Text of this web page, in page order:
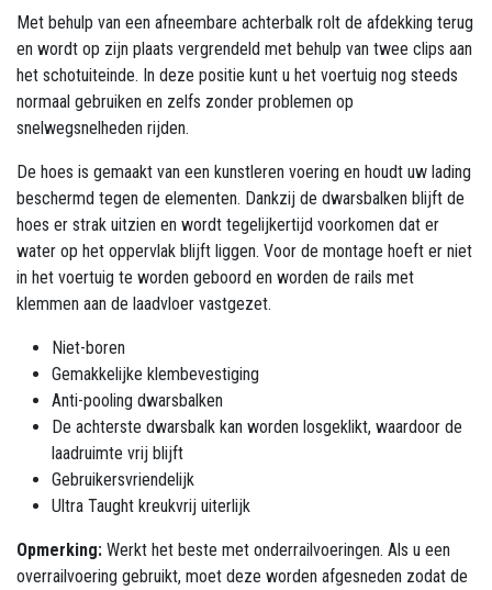
Met behulp van een afneembare achterbalk rolt de afdekking terug
en wordt op zijn plaats vergrendeld met behulp van twee clips aan
het schotuiteinde. In deze positie kunt u het voertuig nog steeds
normaal gebruiken en zelfs zonder problemen op
snelwegsnelheden rijden.
De hoes is gemaakt van een kunstleren voering en houdt uw lading
beschermd tegen de elementen. Dankzij de dwarsbalken blijft de
hoes er strak uitzien en wordt tegelijkertijd voorkomen dat er
water op het oppervlak blijft liggen. Voor de montage hoeft er niet
in het voertuig te worden geboord en worden de rails met
klemmen aan de laadvloer vastgezet.
Niet-boren
Gemakkelijke klembevestiging
Anti-pooling dwarsbalken
De achterste dwarsbalk kan worden losgeklikt, waardoor de
laadruimte vrij blijft
Gebruikersvriendelijk
Ultra Taught kreukvrij uiterlijk
Opmerking: Werkt het beste met onderrailvoeringen. Als u een
overrailvoering gebruikt, moet deze worden afgesneden zodat de